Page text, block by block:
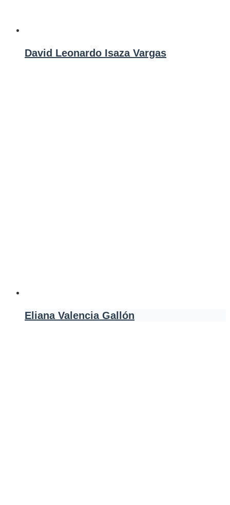
David Leonardo Isaza Vargas
Eliana Valencia Gallón